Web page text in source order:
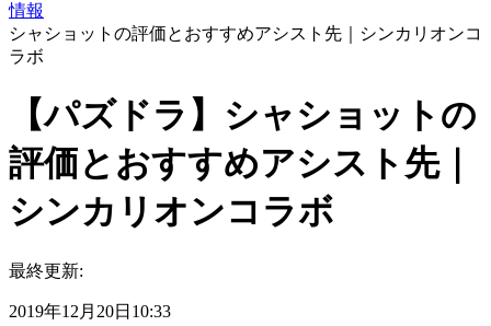
情報
シャショットの評価とおすすめアシスト先｜シンカリオンコ
ラボ
【パズドラ】シャショットの
評価とおすすめアシスト先｜
シンカリオンコラボ
最終更新:
2019年12月20日10:33